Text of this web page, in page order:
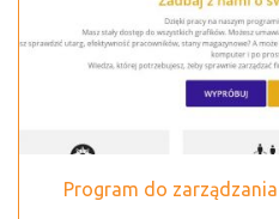
Program do